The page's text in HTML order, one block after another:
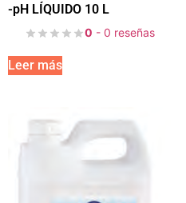
-pH LÍQUIDO 10 L
0 - 0 reseñas
Leer más